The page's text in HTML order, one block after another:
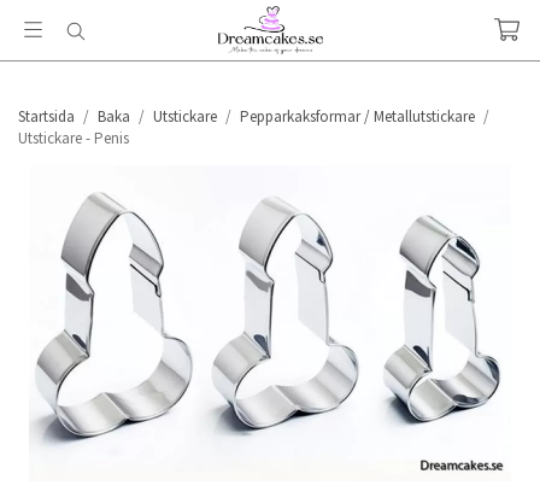
Startsida / Baka / Utstickare / Pepparkaksformar / Metallutstickare /
Utstickare - Penis